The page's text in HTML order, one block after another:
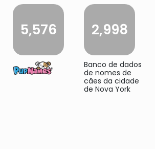
5,576 2,998
Banco de dados
de nomes de
cães da cidade
de Nova York